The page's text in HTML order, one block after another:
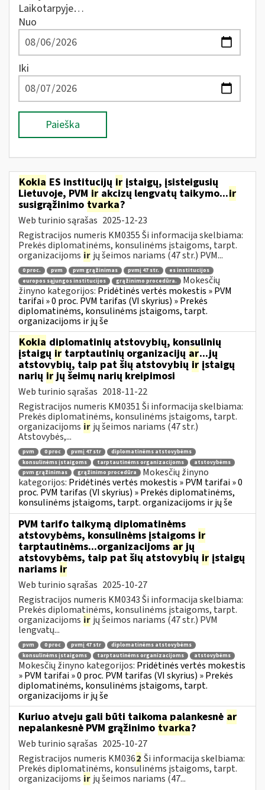
Laikotarpyje…
Nuo
Iki
Paieška
Kokia ES institucijų ir įstaigų, įsisteigusių
Lietuvoje, PVM ir akcizų lengvatų taikymo...ir
susigrąžinimo tvarka?
Web turinio sąrašas 2025-12-23
Registracijos numeris KM0355 Ši informacija skelbiama:
Prekės diplomatinėms, konsulinėms įstaigoms, tarpt.
organizacijoms ir jų šeimos nariams (47 str.) PVM...
0 proc. pvm pvm grąžinimas pvmį 47 str.
es institucijos
europos sąjungos institucijos
grąžinimo procedūra.
Mokesčių
žinyno kategorijos: Pridėtinės vertės mokestis » PVM
tarifai » 0 proc. PVM tarifas (VI skyrius) » Prekės
diplomatinėms, konsulinėms įstaigoms, tarpt.
organizacijoms ir jų še
Kokia diplomatinių atstovybių, konsulinių
įstaigų ir tarptautinių organizacijų ar...jų
atstovybių, taip pat šių atstovybiųir įstaigų
narių irjų šeimų narių kreipimosi
Web turinio sąrašas 2018-11-22
Registracijos numeris KM0351 Ši informacija skelbiama:
Prekės diplomatinėms, konsulinėms įstaigoms, tarpt.
organizacijoms ir jų šeimos nariams (47 str.)
Atstovybės,...
pvm 0 proc pvmį 47 str
diplomatinėms atstovybėms
konsulinėms įstaigoms
tarptautinėms organizacijoms
atstovybėms
pvm grąžinimas
grąžinimo procedūra
Mokesčių žinyno
kategorijos: Pridėtinės vertės mokestis » PVM tarifai » 0
proc. PVM tarifas (VI skyrius) » Prekės diplomatinėms,
konsulinėms įstaigoms, tarpt. organizacijoms ir jų še
PVM tarifo taikymą diplomatinėms
atstovybėms, konsulinėms įstaigoms ir
tarptautinėms...organizacijoms arjų
atstovybėms, taip pat šių atstovybių ir įstaigų
nariams ir
Web turinio sąrašas 2025-10-27
Registracijos numeris KM0343 Ši informacija skelbiama:
Prekės diplomatinėms, konsulinėms įstaigoms, tarpt.
organizacijoms ir jų šeimos nariams (47 str.) PVM
lengvatų...
pvm 0 proc pvmį 47 str
diplomatinėms atstovybėms
konsulinėms įstaigoms
tarptautinėms organizacijoms atstovybėms
Mokesčių žinyno kategorijos: Pridėtinės vertės mokestis
» PVM tarifai » 0 proc. PVM tarifas (VI skyrius) » Prekės
diplomatinėms, konsulinėms įstaigoms, tarpt.
organizacijoms ir jų še
Kuriuo atveju gali būti taikoma palankesnė ar
nepalankesnė PVM grąžinimo tvarka?
Web turinio sąrašas 2025-10-27
Registracijos numeris KM0362 Ši informacija skelbiama:
Prekės diplomatinėms, konsulinėms įstaigoms, tarpt.
organizacijoms ir jų šeimos nariams (47...